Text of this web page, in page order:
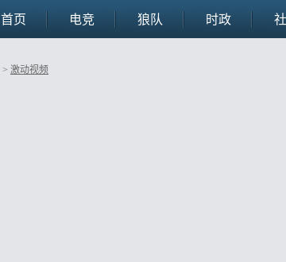
首页 电竞 狼队 时政
> 激动视频